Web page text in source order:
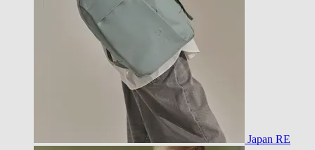
Japan RE